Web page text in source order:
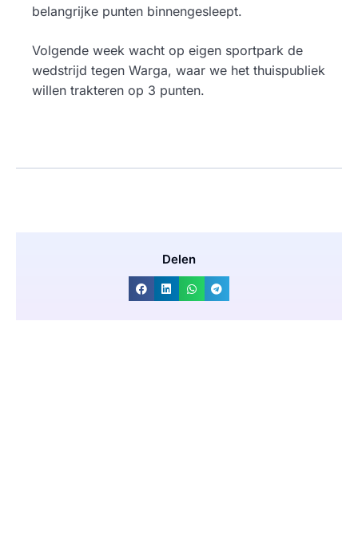
belangrijke punten binnengesleept.
Volgende week wacht op eigen sportpark de
wedstrijd tegen Warga, waar we het thuispubliek
willen trakteren op 3 punten.
Delen